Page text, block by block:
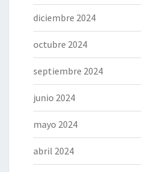
diciembre 2024
octubre 2024
septiembre 2024
junio 2024
mayo 2024
abril 2024